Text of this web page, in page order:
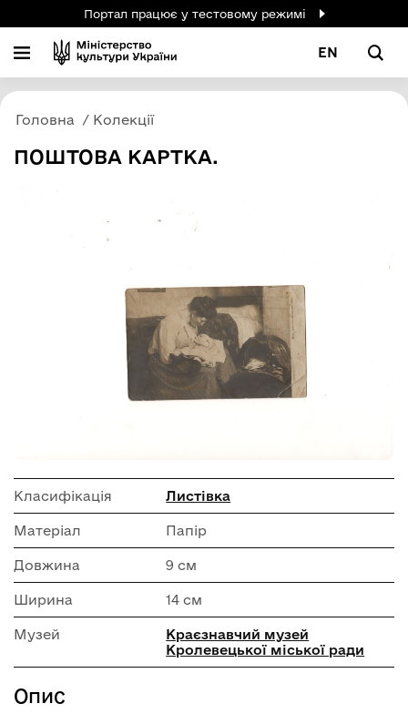
Портал працює у тестовому режимі
EN
Головна Колекції
ПОШТОВА КАРТКА.
Класифікація Листівка
Матеріал Папір
Довжина 9 см
Ширина 14 см
Музей
Краєзнавчий музей
Кролевецької міської ради
Опис